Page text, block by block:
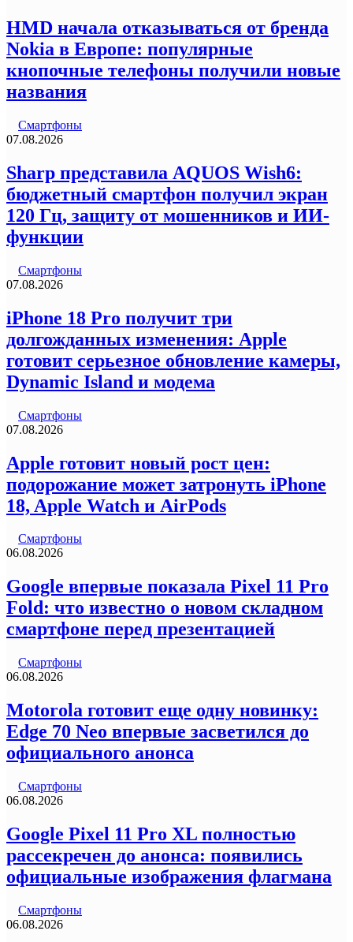
HMD начала отказываться от бренда
Nokia в Европе: популярные
кнопочные телефоны получили новые
названия
Смартфоны
07.08.2026
Sharp представила AQUOS Wish6:
бюджетный смартфон получил экран
120 Гц, защиту от мошенников и ИИ-
функции
Смартфоны
07.08.2026
iPhone 18 Pro получит три
долгожданных изменения: Apple
готовит серьезное обновление камеры,
Dynamic Island и модема
Смартфоны
07.08.2026
Apple готовит новый рост цен:
подорожание может затронуть iPhone
18, Apple Watch и AirPods
Смартфоны
06.08.2026
Google впервые показала Pixel 11 Pro
Fold: что известно о новом складном
смартфоне перед презентацией
Смартфоны
06.08.2026
Motorola готовит еще одну новинку:
Edge 70 Neo впервые засветился до
официального анонса
Смартфоны
06.08.2026
Google Pixel 11 Pro XL полностью
рассекречен до анонса: появились
официальные изображения флагмана
Смартфоны
06.08.2026